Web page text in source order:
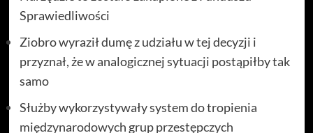
Sprawiedliwości
Ziobro wyraził dumę z udziału w tej decyzji i
przyznał, że w analogicznej sytuacji postąpiłby tak
samo
Służby wykorzystywały system do tropienia
międzynarodowych grup przestępczych